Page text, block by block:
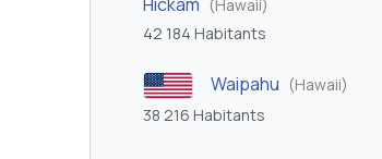
(Hawaii)
42 184 Habitants
Waipahu (Hawaii)
38 216 Habitants